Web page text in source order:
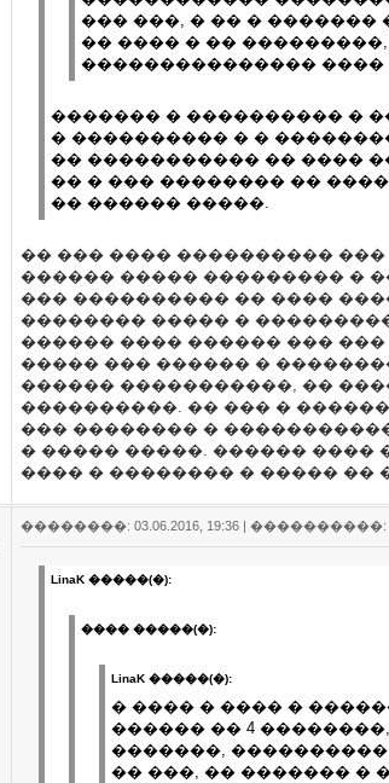
��� ���, � �� �
�� ���� � ��
��������������� ����
������� � ���������� �
� ���������� � �
�� ����������� �� ����
�� � ��� �������� ��
�� ������ �����.
�� ��� ���� ����������
������ ����� ��������� �
��� ���������� �� ����
�������� ����� �
������ ���� ������ ���
����� ��� ������ �
������ �����������, ��
����������. �� ��� �
��� �������� �
� ����� �����. ������ ����
���� � �������� � ����� ��
��������: 03.06.2016, 19:36 | ����������:
LinaK �����(�):
���� �����(�):
LinaK �����(�):
� ���� � ���� �
������ �� 4
�������,
�� ���, �� ������� �